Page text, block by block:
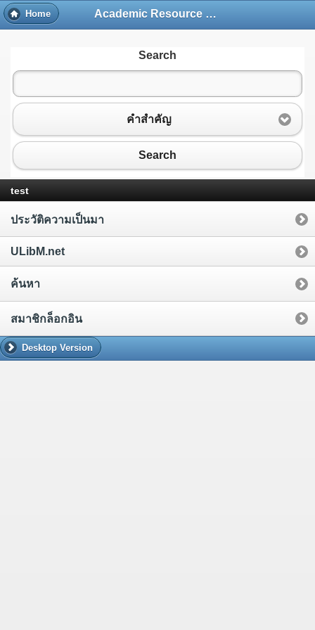
Home Academic Resource and Information Technology Center
Search
คำสำคัญ
Search
test
ประวัติความเป็นมา
ULibM.net
ค้นหา
สมาชิกล็อกอิน
Desktop Version